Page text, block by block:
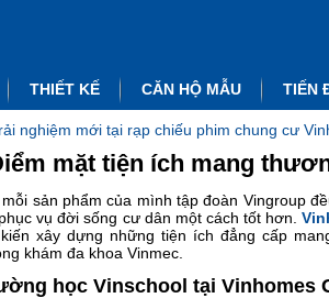
THIẾT KẾ CĂN HỘ MẪU TIẾN
nghiệm mới tại rạp chiếu phim chung cư
mặt tiện ích mang
sản phẩm của mình tập đoàn Vingroup
vụ đời sống cư dân một cách tốt hơn.
xây dựng những tiện ích đẳng cấp
khám đa khoa Vinmec.
học Vinschool tại Vinhomes